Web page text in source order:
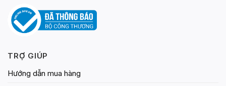
TRỢ GIÚP
Hướng dẫn mua hàng